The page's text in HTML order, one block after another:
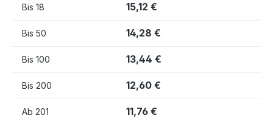
Bis 18 15,12 €
Bis 50 14,28 €
Bis 100 13,44 €
Bis 200 12,60 €
Ab 201 11,76 €